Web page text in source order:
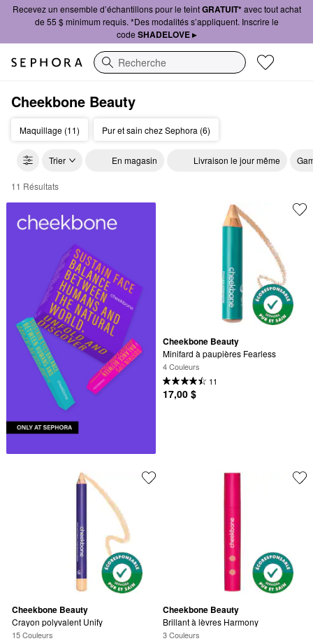
Recevez un ensemble d’échantillons pour le teintGRATUIT*avec tout achat
de 55 $ minimum requis. *Des modalités s’appliquent. Inscrire le
code SHADELOVE ▸
Recherche
Cheekbone Beauty
Maquillage (11) Pur et sain chez Sephora (6)
Trier En magasin Livraison le jour même
Cheekbone Beauty
11 Résultats
Cheekbone Beauty
Minifard à paupières Fearless
4 Couleurs
11
17,00 $
Cheekbone Beauty
Crayon polyvalent Unify
15 Couleurs
Cheekbone Beauty
Brillant à lèvres Harmony
3 Couleurs